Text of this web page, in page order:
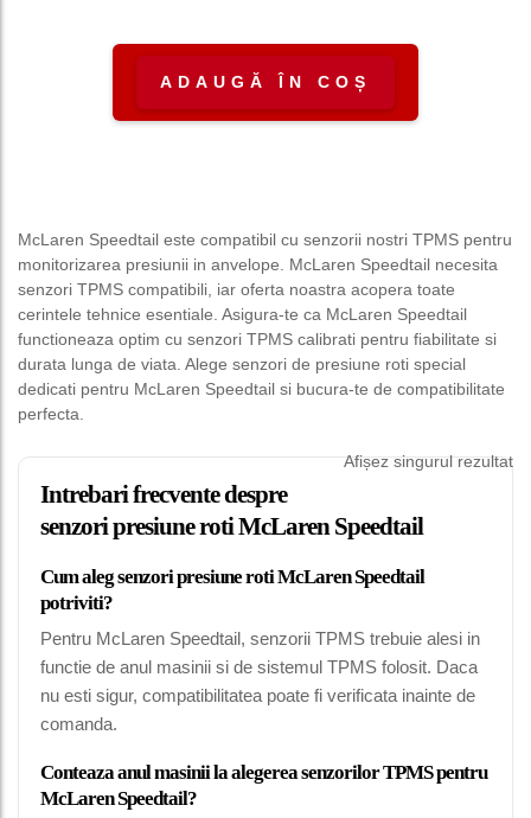
ADAUGĂ ÎN COȘ
McLaren Speedtail este compatibil cu senzorii nostri TPMS pentru
monitorizarea presiunii in anvelope. McLaren Speedtail necesita
senzori TPMS compatibili, iar oferta noastra acopera toate
cerintele tehnice esentiale. Asigura-te ca McLaren Speedtail
functioneaza optim cu senzori TPMS calibrati pentru fiabilitate si
durata lunga de viata. Alege senzori de presiune roti special
dedicati pentru McLaren Speedtail si bucura-te de compatibilitate
perfecta.
Afișez singurul rezultat
Intrebari frecvente despre
senzori presiune roti McLaren Speedtail
Cum aleg senzori presiune roti McLaren Speedtail
potriviti?
Pentru McLaren Speedtail, senzorii TPMS trebuie alesi in
functie de anul masinii si de sistemul TPMS folosit. Daca
nu esti sigur, compatibilitatea poate fi verificata inainte de
comanda.
Conteaza anul masinii la alegerea senzorilor TPMS pentru
McLaren Speedtail?